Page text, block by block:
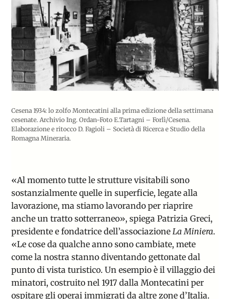
Cesena 1934: lo zolfo Montecatini alla prima edizione della settimana
cesenate. Archivio Ing. Ordan-Foto E.Tartagni – Forlì/Cesena.
Elaborazione e ritocco D. Fagioli – Società di Ricerca e Studio della
Romagna Mineraria.
«Al momento tutte le strutture visitabili sono
sostanzialmente quelle in superficie, legate alla
lavorazione, ma stiamo lavorando per riaprire
anche un tratto sotterraneo», spiega Patrizia Greci,
presidente e fondatrice dell’associazioneLa Miniera.
«Le cose da qualche anno sono cambiate, mete
come la nostra stanno diventando gettonate dal
punto di vista turistico. Un esempio è il villaggio dei
minatori, costruito nel 1917 dalla Montecatini per
ospitare gli operai immigrati da altre zone d’Italia.